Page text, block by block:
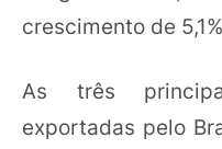
crescimento de
As três
exportadas pelo